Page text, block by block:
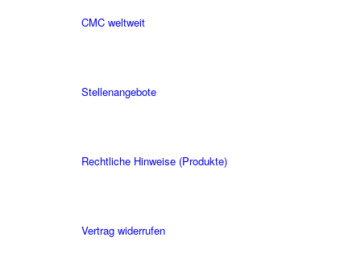
CMC weltweit
Stellenangebote
Rechtliche Hinweise (Produkte)
Vertrag widerrufen